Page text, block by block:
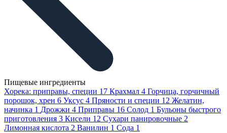
Пищевые ингредиенты
Хорека: приправы, специи 17 Крахмал 4 Горчица, горчичный
порошок, хрен 6 Уксус 4 Пряности и специи 12 Желатин,
начинка 1 Дрожжи 4 Приправы 16 Солод 1 Бульоны быстрого
приготовления 3 Кисели 12 Сухари панировочные 2
Лимонная кислота 2 Ванилин 1 Сода 1